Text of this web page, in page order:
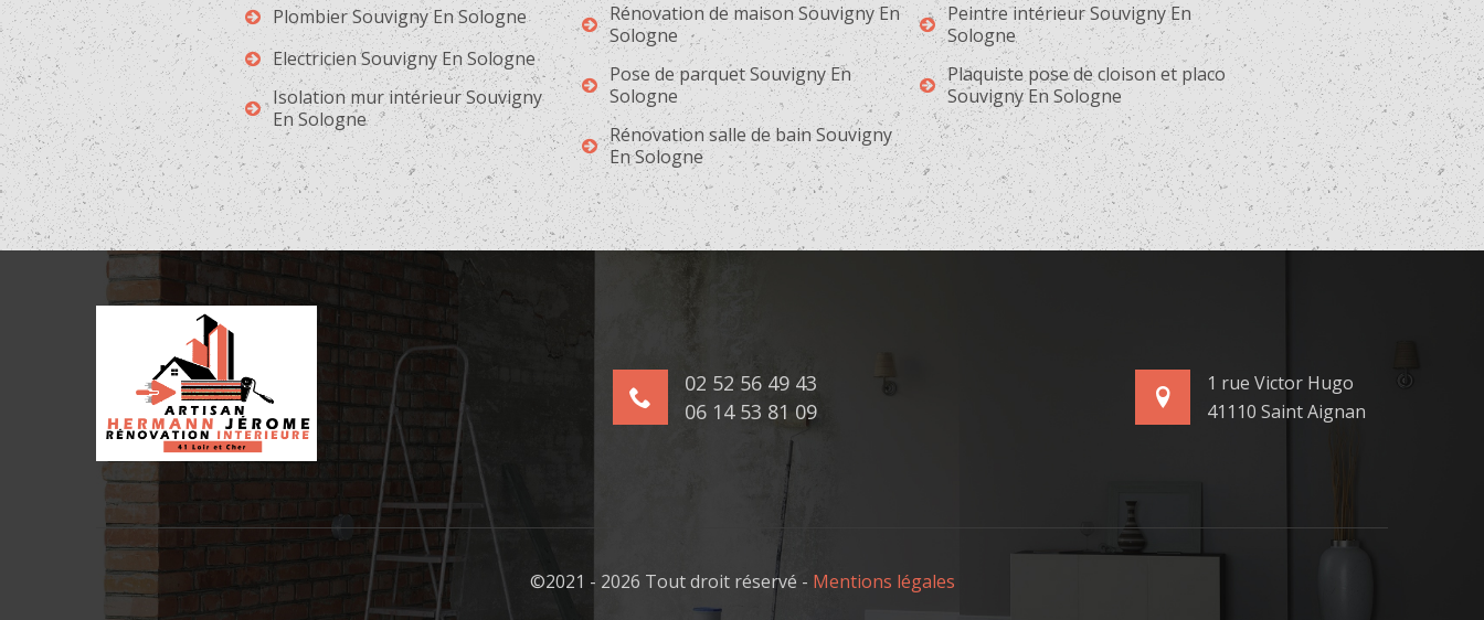
Plombier Souvigny En Sologne
Electricien Souvigny En Sologne
Isolation mur intérieur Souvigny
En Sologne
Rénovation de maison Souvigny En
Sologne
Pose de parquet Souvigny En
Sologne
Rénovation salle de bain Souvigny
En Sologne
Peintre intérieur Souvigny En
Sologne
Plaquiste pose de cloison et placo
Souvigny En Sologne
02 52 56 49 43
06 14 53 81 09
1 rue Victor Hugo
41110 Saint Aignan
©2021 - 2026 Tout droit réservé - Mentions légales